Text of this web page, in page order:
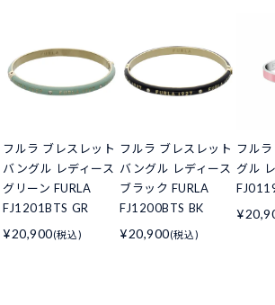
フルラ ブレスレット
バングル レディース
グリーン FURLA
FJ1201BTS GR
¥20,900(税込)
フルラ ブレスレット
バングル レディース
ブラック FURLA
FJ1200BTS BK
¥20,900(税込)
フル
グル